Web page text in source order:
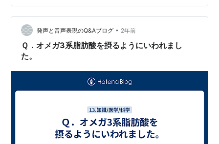
酸は、主に動物性の脂肪に多く含まれる脂肪の一種で、
肉、乳製品、バターなどに多く含まれています。化学的
には「炭素に水素が完全に結合している」という構造を
持ち、酸化しにくく、常温で固体の形をしていま…
発声と音声表現のQ&Aブログ • 2年前
Ｑ．オメガ3系脂肪酸を摂るようにいわれまし
た。